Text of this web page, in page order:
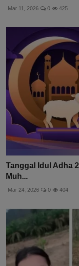
Mar 11, 2026 0 425
Tanggal Idul Adha
Muh...
Mar 24, 2026 0 404